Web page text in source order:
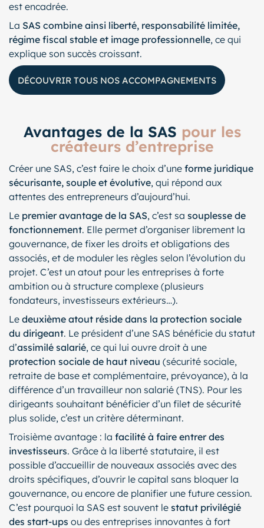
est encadrée.
La SAS combine ainsi liberté, responsabilité limitée,
régime fiscal stable et image professionnelle, ce qui
explique son succès croissant.
DÉCOUVRIR TOUS NOS ACCOMPAGNEMENTS
Avantages de la SAS pour les
créateurs d’entreprise
Créer une SAS, c’est faire le choix d’une forme juridique
sécurisante, souple et évolutive, qui répond aux
attentes des entrepreneurs d’aujourd’hui.
Le premier avantage de la SAS, c’est sa souplesse de
fonctionnement. Elle permet d’organiser librement la
gouvernance, de fixer les droits et obligations des
associés, et de moduler les règles selon l’évolution du
projet. C’est un atout pour les entreprises à forte
ambition ou à structure complexe (plusieurs
fondateurs, investisseurs extérieurs…).
Le deuxième atout réside dans la protection sociale
du dirigeant. Le président d’une SAS bénéficie du statut
d’assimilé salarié, ce qui lui ouvre droit à une
protection sociale de haut niveau (sécurité sociale,
retraite de base et complémentaire, prévoyance), à la
différence d’un travailleur non salarié (TNS). Pour les
dirigeants souhaitant bénéficier d’un filet de sécurité
plus solide, c’est un critère déterminant.
Troisième avantage : la facilité à faire entrer des
investisseurs. Grâce à la liberté statutaire, il est
possible d’accueillir de nouveaux associés avec des
droits spécifiques, d’ouvrir le capital sans bloquer la
gouvernance, ou encore de planifier une future cession.
C’est pourquoi la SAS est souvent le statut privilégié
des start-ups ou des entreprises innovantes à fort